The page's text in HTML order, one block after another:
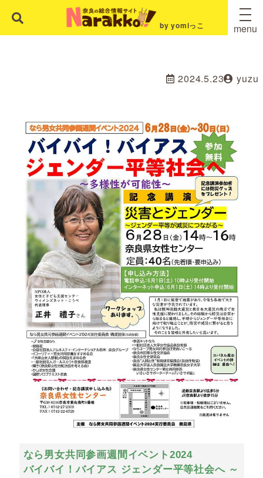
by yomiっこ menu
2024.5.23 yuzu
なら男女共同参画週間イベント2024
バイバイ！バイアス ジェンダー平等社会へ ～